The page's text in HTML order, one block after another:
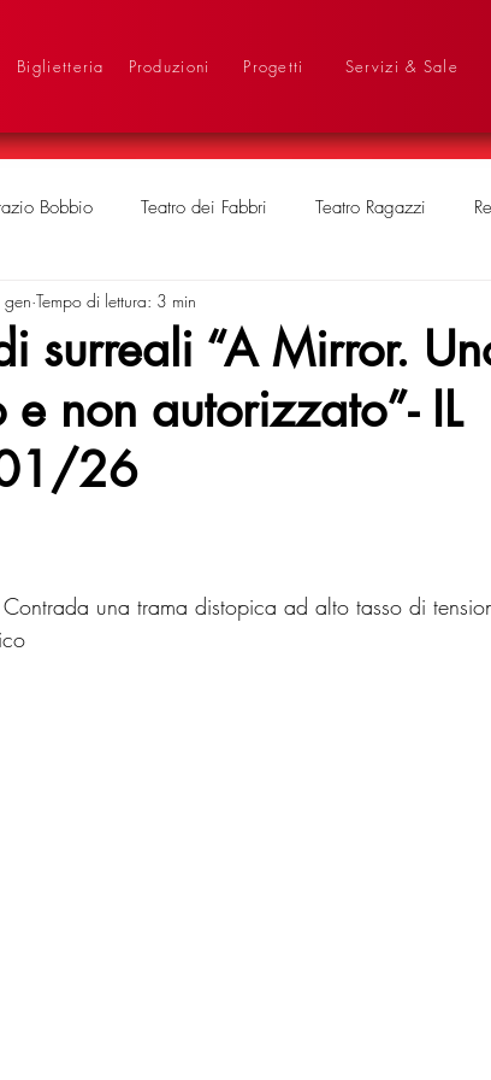
Biglietteria Produzioni Progetti Servizi & Sale
Bobbio Teatro dei Fabbri Teatro Ragazzi
surreali “A Mirror.
non autorizzato”- IL
26
Tempo di lettura: 3 min
una trama distopica ad alto tasso di